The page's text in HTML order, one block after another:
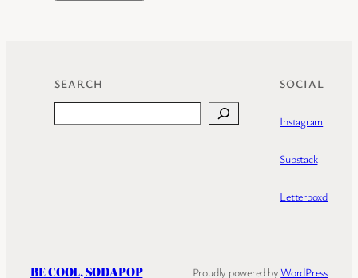
SEARCH SOCIAL
Instagram
Substack
Letterboxd
BE COOL, SODAPOP Proudly powered byWordPress